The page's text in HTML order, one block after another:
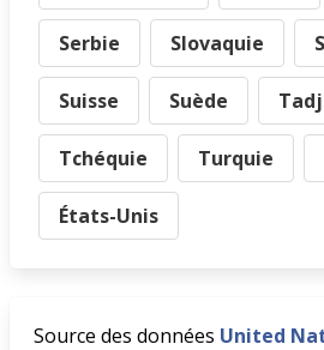
Serbie Slovaquie
Suisse Suède
Tchéquie Turquie
États-Unis
Source des données United